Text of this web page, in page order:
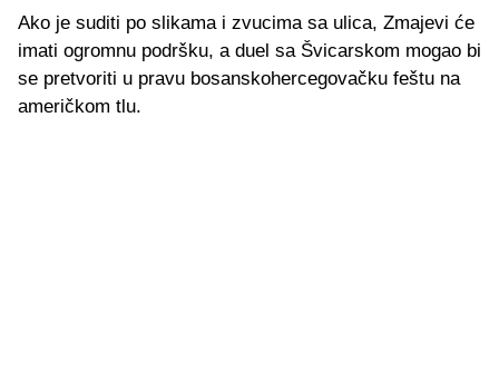
Ako je suditi po slikama i zvucima sa ulica, Zmajevi će
imati ogromnu podršku, a duel sa Švicarskom mogao bi
se pretvoriti u pravu bosanskohercegovačku feštu na
američkom tlu.